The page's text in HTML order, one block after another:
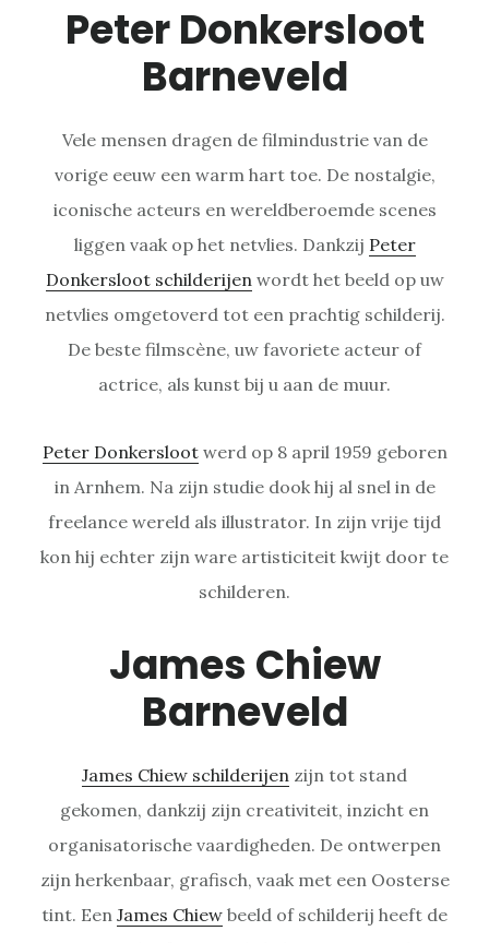
Peter Donkersloot
Barneveld
Vele mensen dragen de filmindustrie van de
vorige eeuw een warm hart toe. De nostalgie,
iconische acteurs en wereldberoemde scenes
liggen vaak op het netvlies. Dankzij Peter
Donkersloot schilderijen wordt het beeld op uw
netvlies omgetoverd tot een prachtig schilderij.
De beste filmscène, uw favoriete acteur of
actrice, als kunst bij u aan de muur.
Peter Donkerslootwerd op 8 april 1959 geboren
in Arnhem. Na zijn studie dook hij al snel in de
freelance wereld als illustrator. In zijn vrije tijd
kon hij echter zijn ware artisticiteit kwijt door te
schilderen.
James Chiew
Barneveld
James Chiew schilderijen zijn tot stand
gekomen, dankzij zijn creativiteit, inzicht en
organisatorische vaardigheden. De ontwerpen
zijn herkenbaar, grafisch, vaak met een Oosterse
tint. Een James Chiew beeld of schilderij heeft de